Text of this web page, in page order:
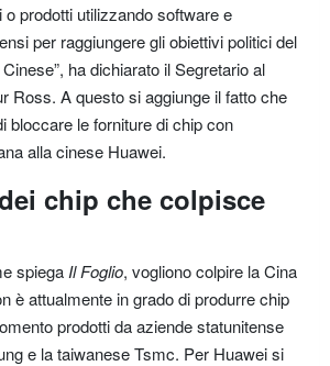
prodotti utilizzando software e
per raggiungere gli obiettivi politici del
ha dichiarato il Segretario al
Ross. A questo si aggiunge il fatto che
bloccare le forniture di chip con
alla cinese Huawei.
chip che colpisce
spiega Il Foglio, vogliono colpire la Cina
è attualmente in grado di produrre chip
prodotti da aziende statunitense
e la taiwanese Tsmc. Per Huawei si